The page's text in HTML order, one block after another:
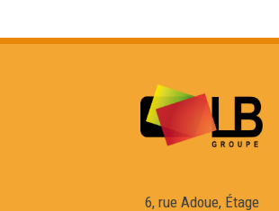
6, rue Adoue, Étage